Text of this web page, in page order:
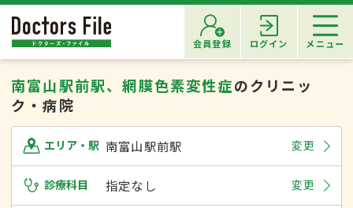
会員登録 ログイン メニュー
南富山駅前駅、網膜色素変性症のクリニッ
ク・病院
エリア・駅 南富山駅前駅 変更
診療科目 指定なし 変更